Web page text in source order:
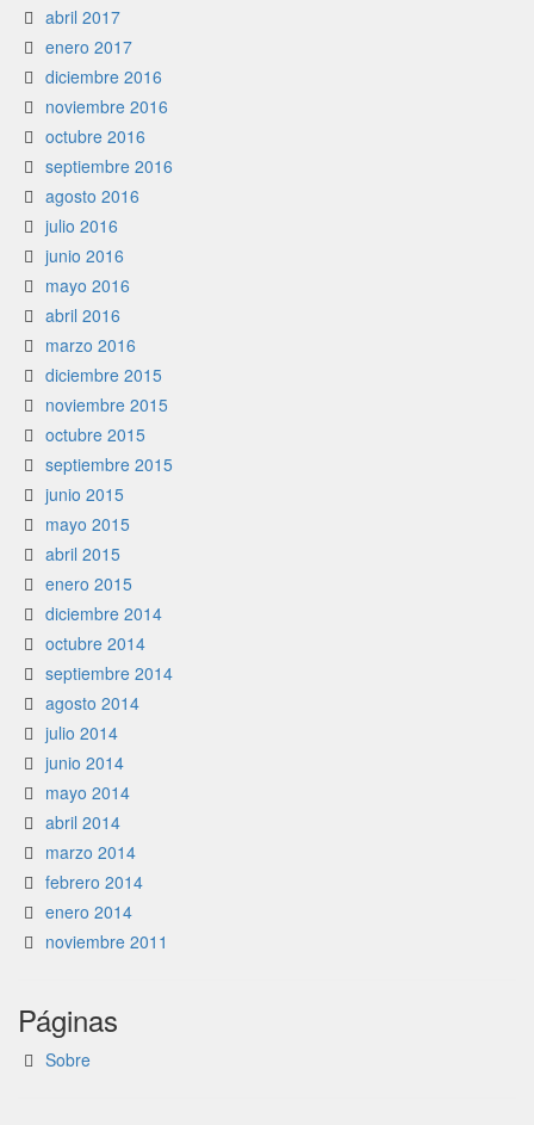
abril 2017
enero 2017
diciembre 2016
noviembre 2016
octubre 2016
septiembre 2016
agosto 2016
julio 2016
junio 2016
mayo 2016
abril 2016
marzo 2016
diciembre 2015
noviembre 2015
octubre 2015
septiembre 2015
junio 2015
mayo 2015
abril 2015
enero 2015
diciembre 2014
octubre 2014
septiembre 2014
agosto 2014
julio 2014
junio 2014
mayo 2014
abril 2014
marzo 2014
febrero 2014
enero 2014
noviembre 2011
Páginas
Sobre